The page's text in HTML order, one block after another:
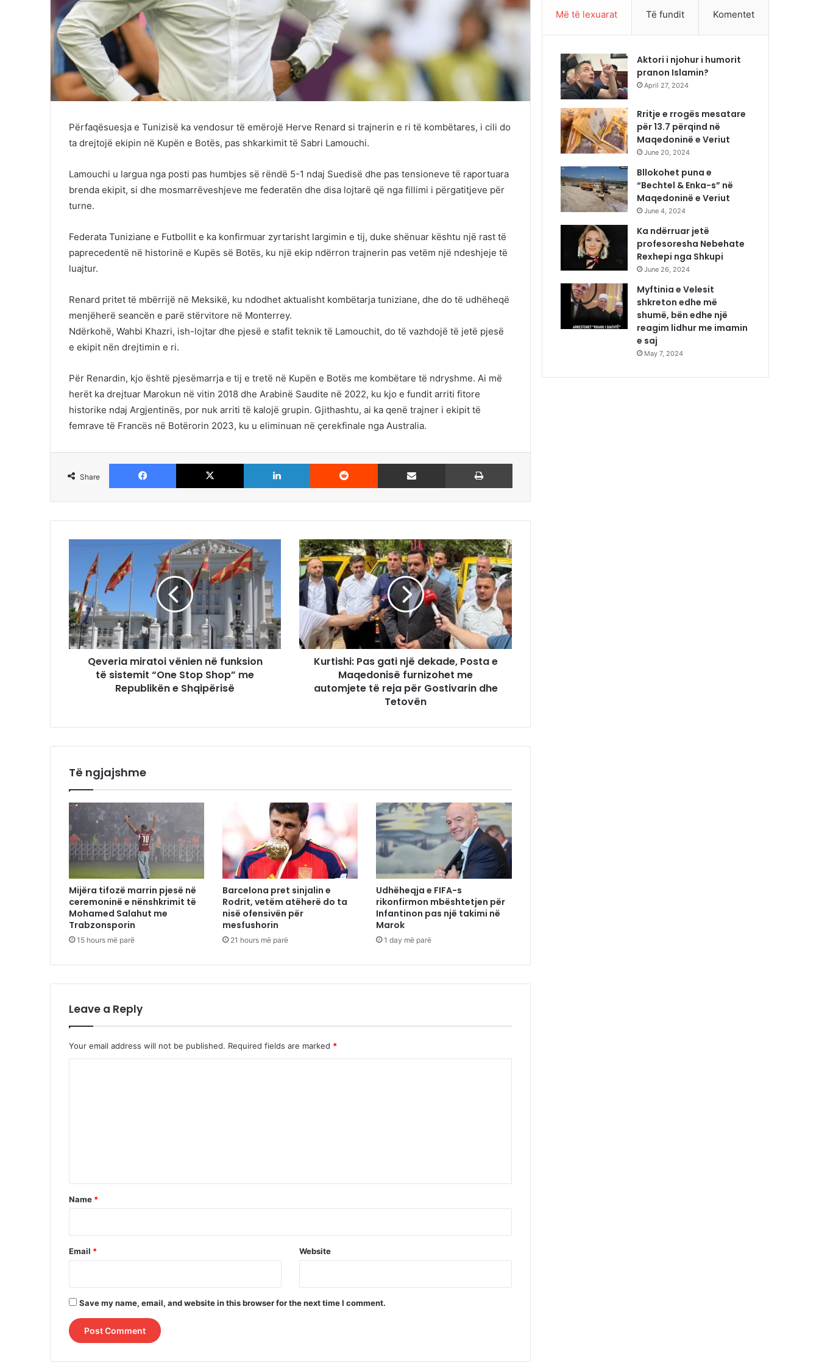
Përfaqësuesja e Tunizisë ka vendosur të emërojë Herve Renard si trajnerin e ri të kombëtares, i cili do
ta drejtojë ekipin në Kupën e Botës, pas shkarkimit të Sabri Lamouchi.
Lamouchi u largua nga posti pas humbjes së rëndë 5-1 ndaj Suedisë dhe pas tensioneve të raportuara
brenda ekipit, si dhe mosmarrëveshjeve me federatën dhe disa lojtarë që nga fillimi i përgatitjeve për
turne.
Federata Tuniziane e Futbollit e ka konfirmuar zyrtarisht largimin e tij, duke shënuar kështu një rast të
paprecedentë në historinë e Kupës së Botës, ku një ekip ndërron trajnerin pas vetëm një ndeshjeje të
luajtur.
Renard pritet të mbërrijë në Meksikë, ku ndodhet aktualisht kombëtarja tuniziane, dhe do të udhëheqë
menjëherë seancën e parë stërvitore në Monterrey.
Ndërkohë, Wahbi Khazri, ish-lojtar dhe pjesë e stafit teknik të Lamouchit, do të vazhdojë të jetë pjesë
e ekipit nën drejtimin e ri.
Për Renardin, kjo është pjesëmarrja e tij e tretë në Kupën e Botës me kombëtare të ndryshme. Ai më
herët ka drejtuar Marokun në vitin 2018 dhe Arabinë Saudite në 2022, ku kjo e fundit arriti fitore
historike ndaj Argjentinës, por nuk arriti të kalojë grupin. Gjithashtu, ai ka qenë trajner i ekipit të
femrave të Francës në Botërorin 2023, ku u eliminuan në çerekfinale nga Australia.
Share
Facebook X LinkedIn Reddit Share via Email
Qeveria miratoi vënien në funksion
të sistemit “One Stop Shop” me
Republikën e Shqipërisë
Kurtishi: Pas gati një dekade, Posta e
Maqedonisë furnizohet me
automjete të reja për Gostivarin dhe
Tetovën
Të ngjajshme
Mijëra tifozë marrin pjesë në
ceremoninë e nënshkrimit të
Mohamed Salahut me
Trabzonsporin
15 hours më parë
Barcelona pret sinjalin e
Rodrit, vetëm atëherë do ta
nisë ofensivën për
mesfushorin
21 hours më parë
Udhëheqja e FIFA-s
rikonfirmon mbështetjen për
Infantinon pas një takimi në
Marok
1 day më parë
Leave a Reply
Your email address will not be published. Required fields are marked *
*
Name *
Email * Website
Save my name, email, and website in this browser for the next time I comment.
Më të lexuarat Të fundit Komentet
Aktori i njohur i humorit
pranon Islamin?
April 27, 2024
Rritje e rrogës mesatare
për 13.7 përqind në
Maqedoninë e Veriut
June 20, 2024
Bllokohet puna e
“Bechtel & Enka-s” në
Maqedoninë e Veriut
June 4, 2024
Ka ndërruar jetë
profesoresha Nebehate
Rexhepi nga Shkupi
June 26, 2024
Myftinia e Velesit
shkreton edhe më
shumë, bën edhe një
reagim lidhur me imamin
e saj
May 7, 2024